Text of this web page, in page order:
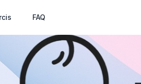
FAQ